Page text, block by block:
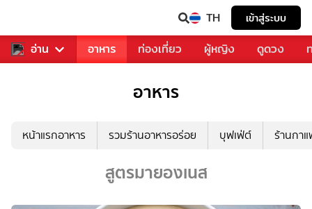
TH เข้าสู่ระบบ
อ่าน
รวงการเพลง อาหาร ท่องเที่ยว ผู้หญิง ดูดวง
อาหาร
หน้าแรกอาหาร รวมร้านอาหารอร่อย บุฟเฟ่ต์ ร้านกา
สูตรมายองเนส